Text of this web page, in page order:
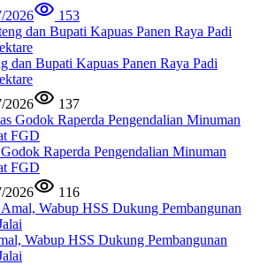
2026 153
dan Bupati Kapuas Panen Raya Padi
2026 137
Raperda Pengendalian Minuman
FGD
2026 116
Wabup HSS Dukung Pembangunan